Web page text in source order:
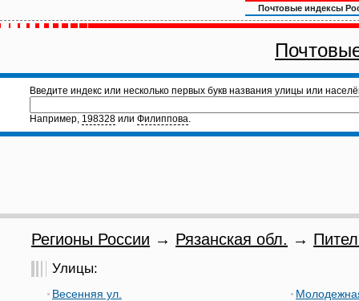
Почтовые индексы
Введите индекс или несколько первых букв названия улицы или
Например, 198328 или Филиппова.
Регионы России → Рязанская обл. →
Улицы:
Весенняя ул.